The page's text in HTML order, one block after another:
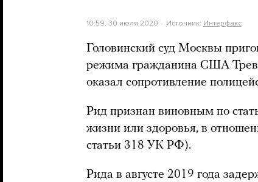
10:59, 30 июля 2020 Источник: Интерфакс
Головинский суд Москвы
режима гражданина США
оказал сопротивление
Рид признан виновным по
жизни или здоровья, в
статьи 318 УК РФ).
Рида в августе 2019 года